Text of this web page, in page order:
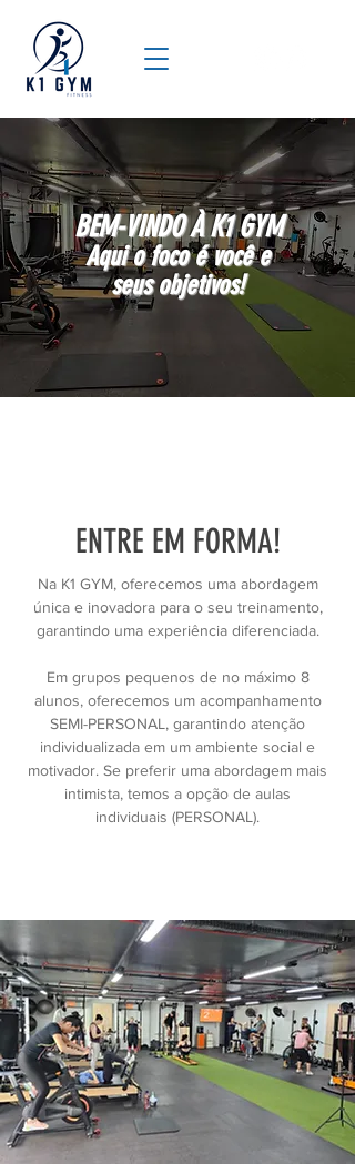
BEM-VINDO À K1GYM
Aqui o foco é você e
seus objetivos!
ENTRE EM FORMA!
Na K1 GYM, oferecemos uma abordagem
única e inovadora para o seu treinamento,
garantindo uma experiência diferenciada.
Em grupos pequenos de no máximo 8
alunos, oferecemos um acompanhamento
SEMI-PERSONAL, garantindo atenção
individualizada em um ambiente social e
motivador. Se preferir uma abordagem mais
intimista, temos a opção de aulas
individuais (PERSONAL).